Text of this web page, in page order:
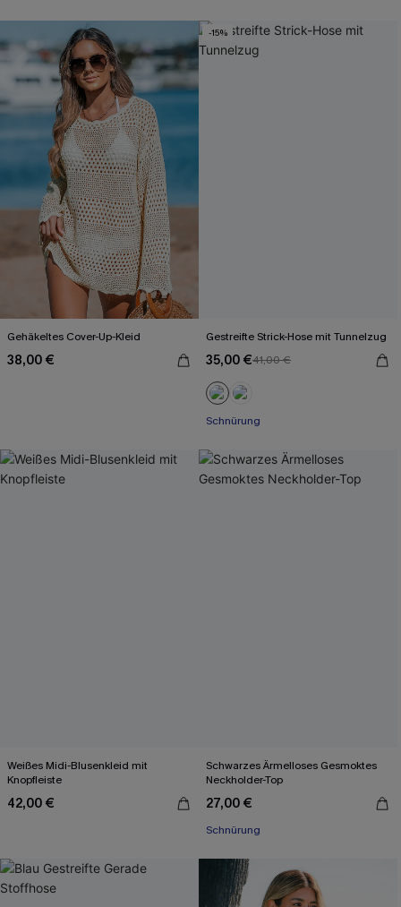
Gehäkeltes Cover-Up-Kleid
38,00 €
-15%
Gestreifte Strick-Hose mit Tunnelzug
35,00 €41,00 €
Schnürung
Weißes Midi-Blusenkleid mit
Knopfleiste
42,00 €
Schwarzes Ärmelloses Gesmoktes
Neckholder-Top
27,00 €
Schnürung